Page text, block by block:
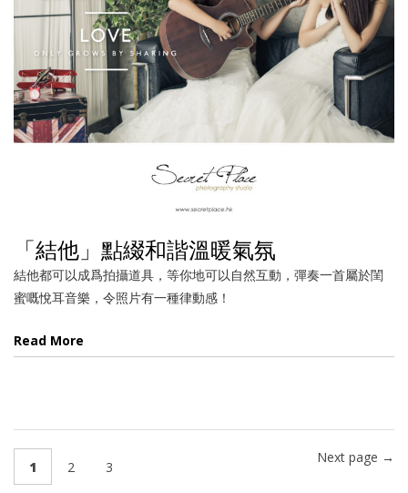
「結他」點綴和諧溫暖氣氛
結他都可以成爲拍攝道具，等你地可以自然互動，彈奏一首屬於閨
蜜嘅悅耳音樂，令照片有一種律動感！
Read More
1 2 3
Next page →